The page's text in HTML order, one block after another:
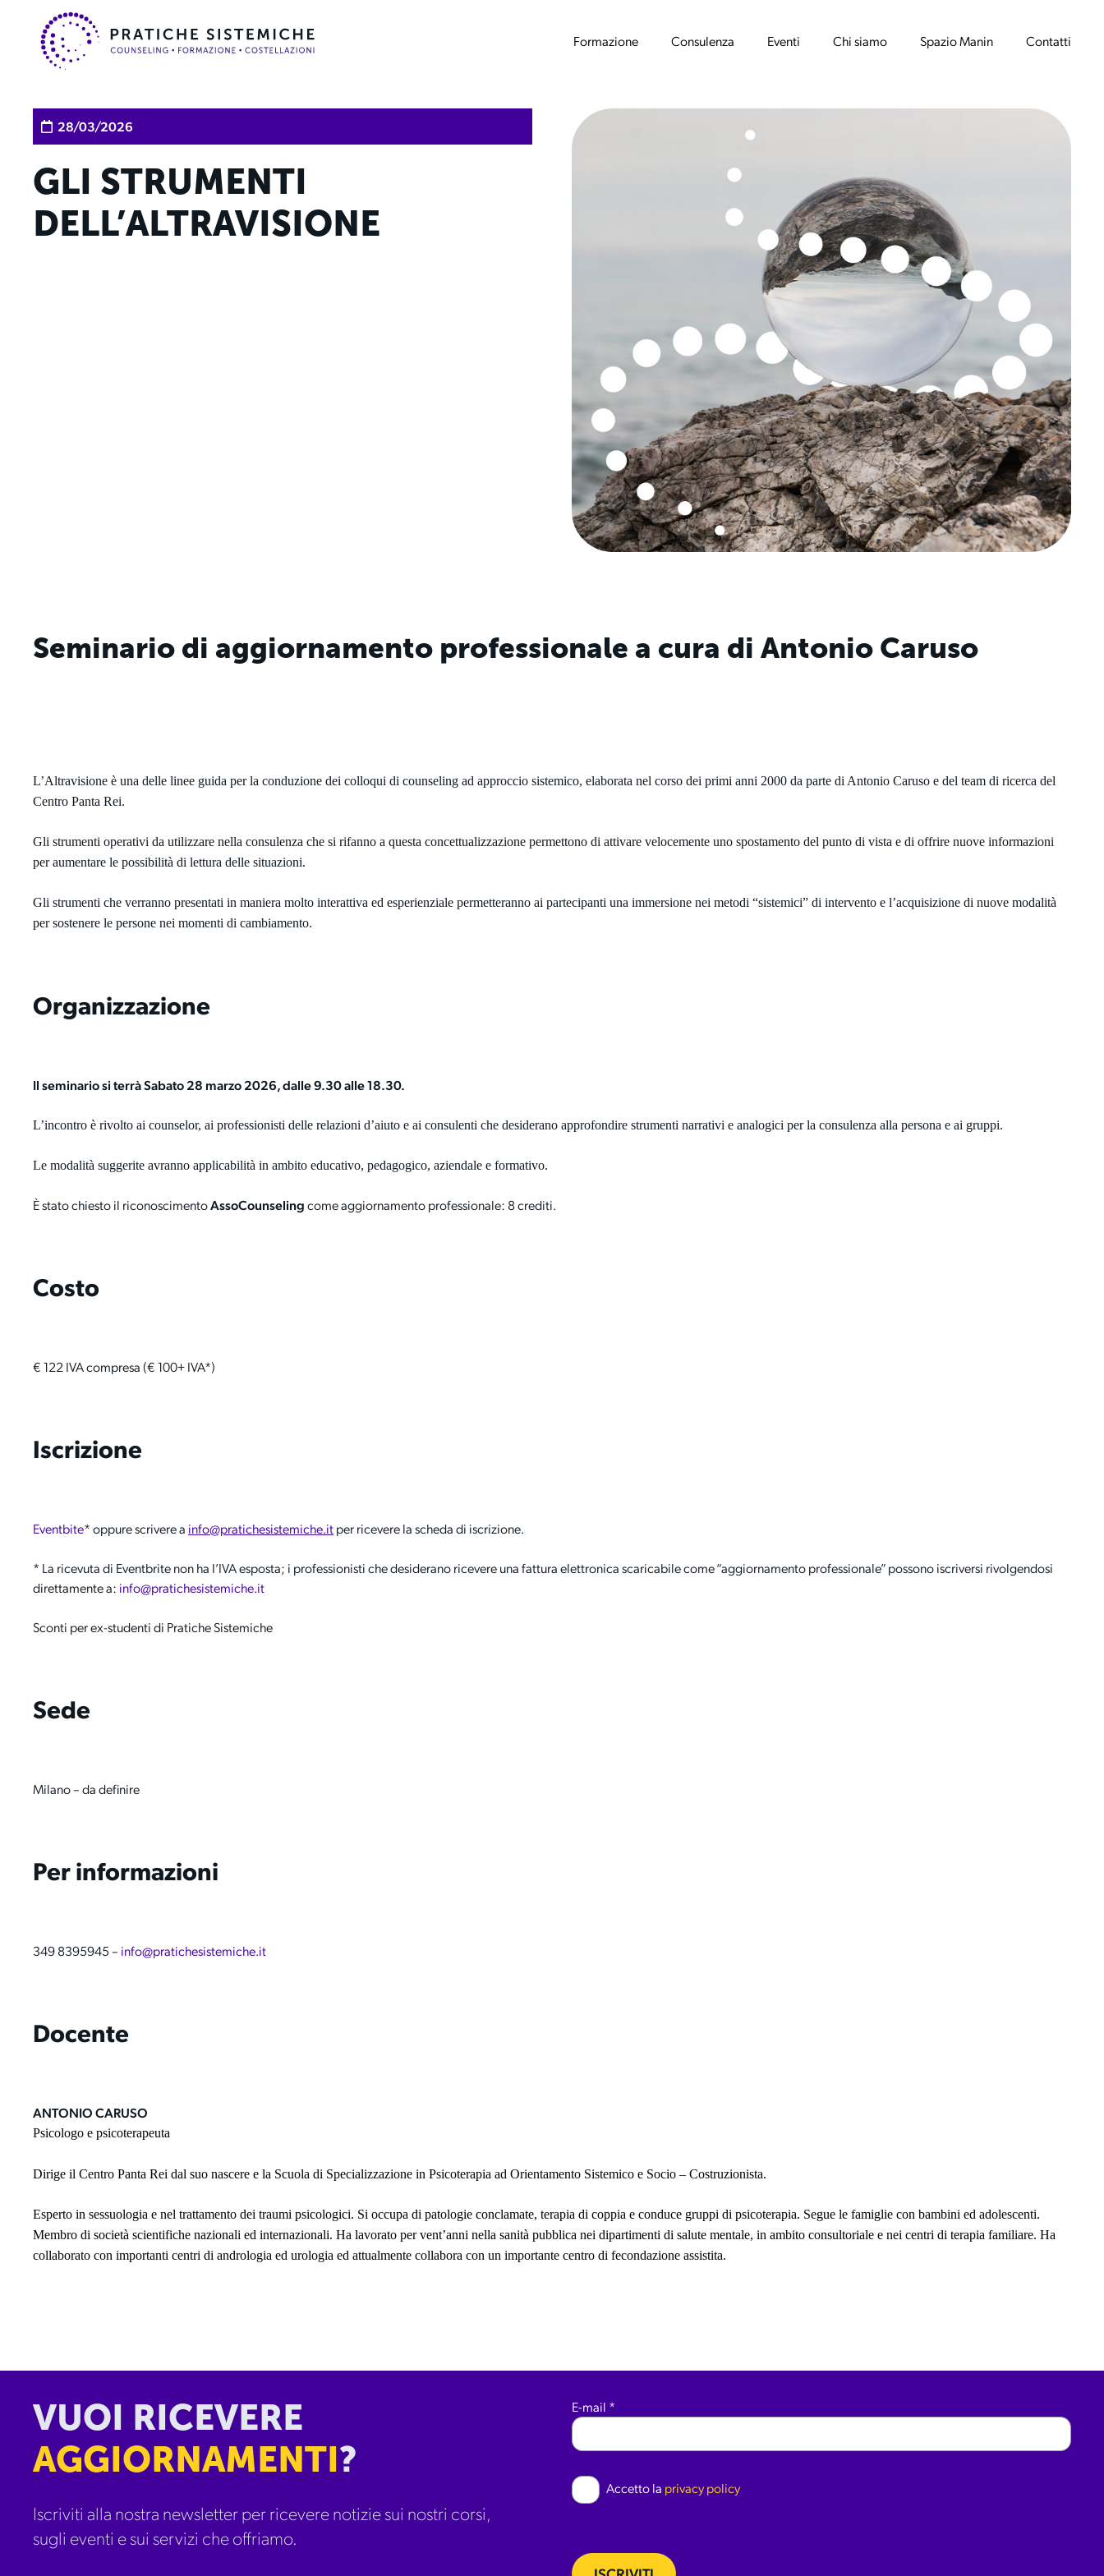
Formazione Consulenza Eventi Chi siamo Spazio Manin Contatti
28/03/2026
GLI STRUMENTI
DELL’ALTRAVISIONE
Seminario di aggiornamento professionale a cura di Antonio Caruso
L’Altravisione è una delle linee guida per la conduzione dei colloqui di counseling ad approccio sistemico, elaborata nel corso dei primi anni 2000 da parte di Antonio Caruso e del team di ricerca del
Centro Panta Rei.
Gli strumenti operativi da utilizzare nella consulenza che si rifanno a questa concettualizzazione permettono di attivare velocemente uno spostamento del punto di vista e di offrire nuove informazioni
per aumentare le possibilità di lettura delle situazioni.
Gli strumenti che verranno presentati in maniera molto interattiva ed esperienziale permetteranno ai partecipanti una immersione nei metodi “sistemici” di intervento e l’acquisizione di nuove modalità
per sostenere le persone nei momenti di cambiamento.
Organizzazione
Il seminario si terrà Sabato 28 marzo 2026, dalle 9.30 alle 18.30.
L’incontro è rivolto ai counselor, ai professionisti delle relazioni d’aiuto e ai consulenti che desiderano approfondire strumenti narrativi e analogici per la consulenza alla persona e ai gruppi.
Le modalità suggerite avranno applicabilità in ambito educativo, pedagogico, aziendale e formativo.
È stato chiesto il riconoscimentoAssoCounselingcome aggiornamento professionale: 8 crediti.
Costo
€ 122 IVA compresa (€ 100+ IVA*)
Iscrizione
Eventbite* oppurescrivere a info@pratichesistemiche.itper ricevere la scheda di iscrizione.
* La ricevuta di Eventbrite non ha I’IVA esposta; i professionisti che desiderano ricevere una fattura elettronica scaricabile come “aggiornamento professionale” possono iscriversi rivolgendosi
direttamente a: info@pratichesistemiche.it
Sconti per ex-studenti di Pratiche Sistemiche
Sede
Milano – da definire
Per informazioni
349 8395945– info@pratichesistemiche.it
Docente
ANTONIO CARUSO
Psicologo e psicoterapeuta
Dirige il Centro Panta Rei dal suo nascere e la Scuola di Specializzazione in Psicoterapia ad Orientamento Sistemico e Socio – Costruzionista.
Esperto in sessuologia e nel trattamento dei traumi psicologici. Si occupa di patologie conclamate, terapia di coppia e conduce gruppi di psicoterapia. Segue le famiglie con bambini ed adolescenti.
Membro di società scientifiche nazionali ed internazionali. Ha lavorato per vent’anni nella sanità pubblica nei dipartimenti di salute mentale, in ambito consultoriale e nei centri di terapia familiare. Ha
collaborato con importanti centri di andrologia ed urologia ed attualmente collabora con un importante centro di fecondazione assistita.
VUOI RICEVERE
AGGIORNAMENTI?
Iscriviti alla nostra newsletter per ricevere notizie sui nostri corsi,
sugli eventi e sui servizi che offriamo.
E-mail *
Accetto la privacy policy